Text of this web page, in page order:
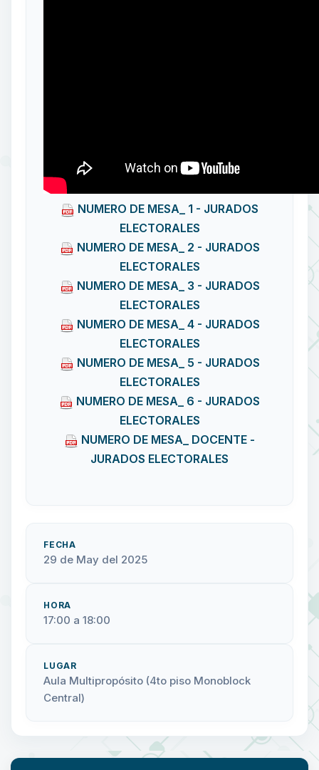
NUMERO DE MESA_ 1 - JURADOS
ELECTORALES
NUMERO DE MESA_ 2 - JURADOS
ELECTORALES
NUMERO DE MESA_ 3 - JURADOS
ELECTORALES
NUMERO DE MESA_ 4 - JURADOS
ELECTORALES
NUMERO DE MESA_ 5 - JURADOS
ELECTORALES
NUMERO DE MESA_ 6 - JURADOS
ELECTORALES
NUMERO DE MESA_ DOCENTE -
JURADOS ELECTORALES
FECHA
29 de May del 2025
HORA
17:00 a 18:00
LUGAR
Aula Multipropósito (4to piso Monoblock
Central)